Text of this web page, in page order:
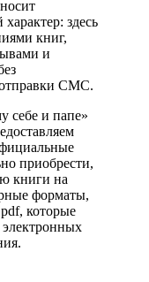
здесь
книг,
и
отправки СМС.
себе и папе»
приобрести,
книги на
форматы,
которые